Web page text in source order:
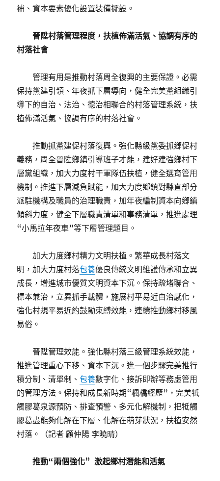
補、資本要素優化設置裝備擺設。
晉陞村落管理程度，扶植佈滿活氣、協調有序的
村落社會
管理有用是推動村落周全復興的主要保證。必需
保持黨建引領、年夜抓下層導向，健全完美黨組織引
導下的自治、法治、德治相聯合的村落管理系統，扶
植佈滿活氣、協調有序的村落社會。
推動抓黨建促村落復興。強化縣級黨委抓鄉促村
義務，周全晉陞鄉鎮引導班子才能，建好建強鄉村下
層黨組織，加大力度村干軍隊伍扶植，健全選育管用
機制。推進下層減負賦能，加大力度鄉鎮對縣直部分
派駐機構及職員的治理職責，加年夜編制資本向鄉鎮
傾斜力度，健全下層職責清單和事務清單，推進處理
“小馬拉年夜車”等下層管理題目。
加大力度鄉村精力文明扶植。繁華成長村落文
明，加大力度村落包養優良傳統文明維護傳承和立異
成長，增進城市優質文明資本下沉。保持疏堵聯合、
標本兼治，立異抓手載體，施展村平易近自治感化，
強化村規平易近約鼓勵束縛效能，連續推動鄉村移風
易俗。
晉陞管理效能。強化縣村落三級管理系統效能，
推進管理重心下移、資本下沉。進一個步驟完美推行
積分制、清單制、包養數字化、接訴即辦等務虛管用
的管理方法。保持和成長新時期“楓橋經歷”，完美牴
觸膠葛泉源預防、排查預警、多元化解機制，把牴觸
膠葛盡能夠化解在下層、化解在萌芽狀況，扶植安然
村落。（記者 顧仲陽 李曉晴）
推動“兩個強化” 激起鄉村潛能和活氣